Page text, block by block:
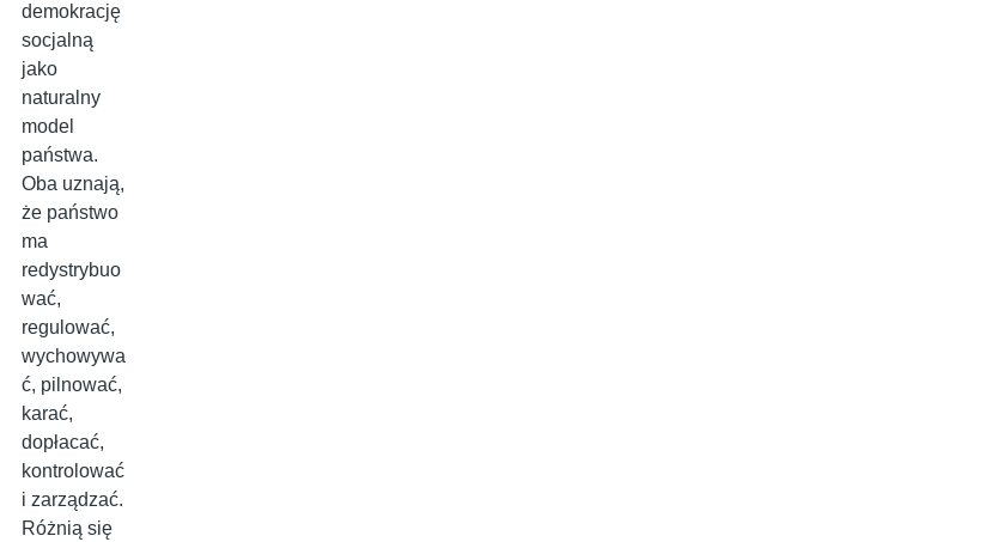
demokrację
socjalną
jako
naturalny
model
państwa.
Oba uznają,
że państwo
ma
redystrybuo
wać,
regulować,
wychowywa
ć, pilnować,
karać,
dopłacać,
kontrolować
i zarządzać.
Różnią się